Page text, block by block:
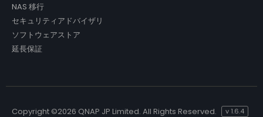
NAS 移行
セキュリティアドバイザリ
ソフトウェアストア
延長保証
Copyright ©2026 QNAP JP Limited. All Rights Reserved. v 1.6.4